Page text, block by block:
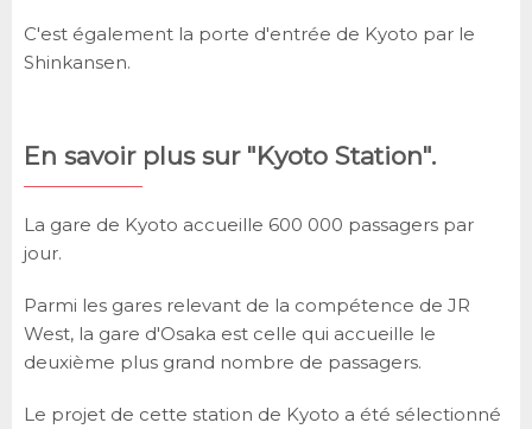
C'est également la porte d'entrée de Kyoto par le
Shinkansen.
En savoir plus sur "Kyoto Station".
La gare de Kyoto accueille 600 000 passagers par
jour.
Parmi les gares relevant de la compétence de JR
West, la gare d'Osaka est celle qui accueille le
deuxième plus grand nombre de passagers.
Le projet de cette station de Kyoto a été sélectionné